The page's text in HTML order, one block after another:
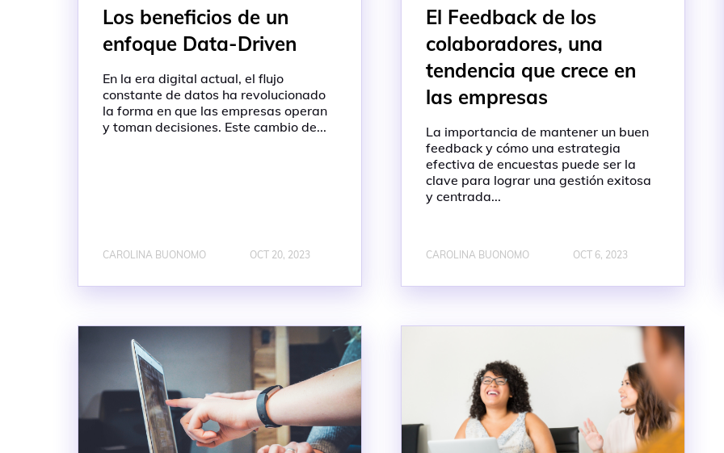
Los beneficios de un
enfoque Data-Driven
En la era digital actual, el flujo
constante de datos ha revolucionado
la forma en que las empresas operan
y toman decisiones. Este cambio de...
CAROLINA BUONOMO OCT 20, 2023
El Feedback de los
colaboradores, una
tendencia que crece en
las empresas
La importancia de mantener un buen
feedback y cómo una estrategia
efectiva de encuestas puede ser la
clave para lograr una gestión exitosa
y centrada...
CAROLINA BUONOMO OCT 6, 2023